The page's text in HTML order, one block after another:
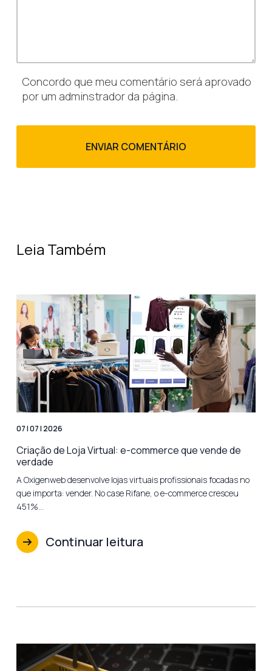
Concordo que meu comentário será aprovado
por um adminstrador da página.
Leia Também
07 | 07 | 2026
Criação de Loja Virtual: e-commerce que vende de
verdade
A Oxigenweb desenvolve lojas virtuais profissionais focadas no
que importa: vender. No case Rifane, o e-commerce cresceu
451%…
Continuar leitura